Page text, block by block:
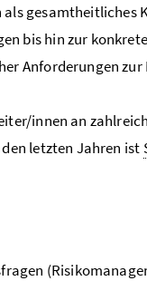
als
bis hin zur
Anforderungen
innen an
letzten Jahren ist